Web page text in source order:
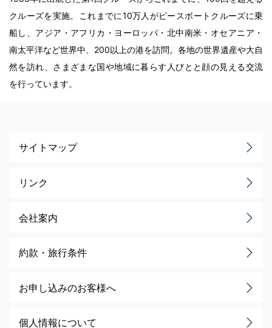
クルーズを実施。これまでに10万人がピースボートクルーズに乗
船し、アジア・アフリカ・ヨーロッパ・北中南米・オセアニア・
南太平洋など世界中、200以上の港を訪問。各地の世界遺産や大自
然を訪れ、さまざまな国や地域に暮らす人びとと顔の見える交流
を行っています。
サイトマップ
リンク
会社案内
約款・旅行条件
お申し込みのお客様へ
個人情報について